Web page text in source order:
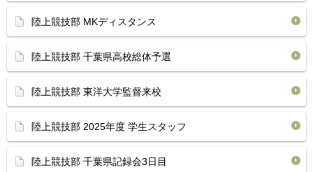
陸上競技部 MKディスタンス
陸上競技部 千葉県高校総体予選
陸上競技部 東洋大学監督来校
陸上競技部 2025年度 学生スタッフ
陸上競技部 千葉県記録会3日目